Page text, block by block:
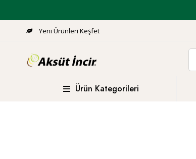
Yeni Ürünleri Keşfet
Ürün Kategorileri